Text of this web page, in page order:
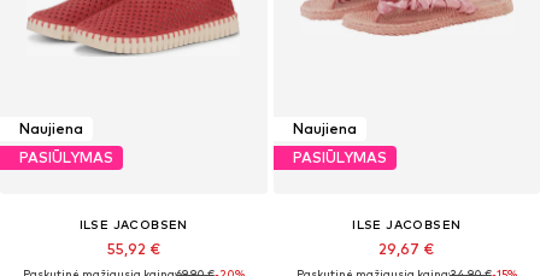
Naujiena
PASIŪLYMAS
ILSE JACOBSEN
55,92 €
Naujiena
PASIŪLYMAS
ILSE JACOBSEN
29,67 €